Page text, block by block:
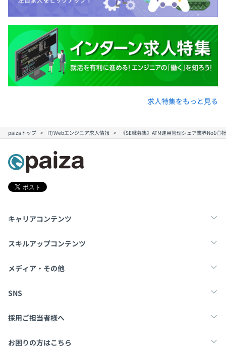
求人特集をもっと見る
paizaトップ IT/Webエンジニア求人情報 《SE職募集》ATM運用管理シェア業界
キャリアコンテンツ
転職・キャリア
スキルアップコンテンツ
学習
メディア・その他
Tech Team Journal
SNS
X
採用ご担当者様へ
採用・教育をお考えの企業様へ
お困りの方はこちら